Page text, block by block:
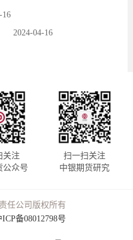
16
2024-04-16
关注
公众号
扫一扫关注
中银期货研究
任公司版权所有
ICP备08012798号